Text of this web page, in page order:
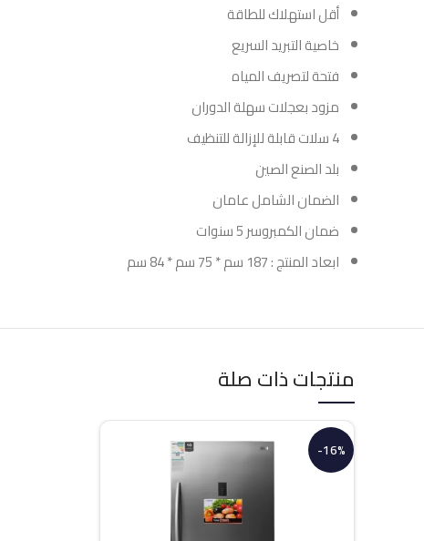
أقل استهلاك للطاقة
خاصية التبريد السريع
فتحة لتصريف المياه
مزود بعجلات سهلة الدوران
4 سلات قابلة للإزالة للتنظيف
بلد الصنع الصين
الضمان الشامل عامان
ضمان الكمبروسر 5 سنوات
ابعاد المنتج : 187 سم * 75 سم * 84 سم
منتجات ذات صلة
-16%